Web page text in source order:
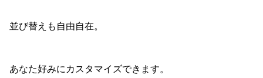
並び替えも自由自在。
あなた好みにカスタマイズできます。